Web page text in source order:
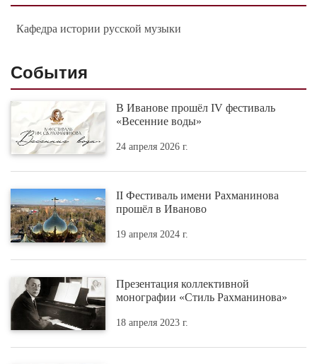
Кафедра истории русской музыки
События
В Иванове прошёл IV фестиваль
«Весенние воды»
24 апреля 2026 г.
II Фестиваль имени Рахманинова
прошёл в Иваново
19 апреля 2024 г.
Презентация коллективной
монографии «Стиль Рахманинова»
18 апреля 2023 г.